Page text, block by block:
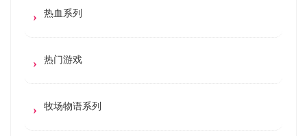
热血系列
热门游戏
牧场物语系列